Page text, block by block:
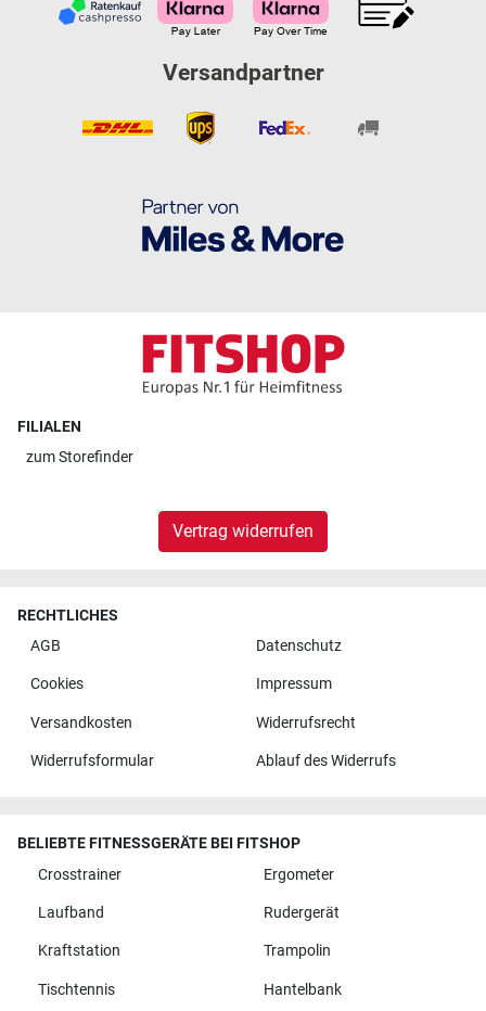
Versandpartner
FILIALEN
zumStorefinder
Vertrag widerrufen
RECHTLICHES
AGB
Datenschutz
Cookies Impressum
Versandkosten Widerrufsrecht
Widerrufsformular Ablauf des Widerrufs
BELIEBTE FITNESSGERÄTE BEI FITSHOP
Crosstrainer
Ergometer
Laufband Rudergerät
Kraftstation Trampolin
Tischtennis Hantelbank